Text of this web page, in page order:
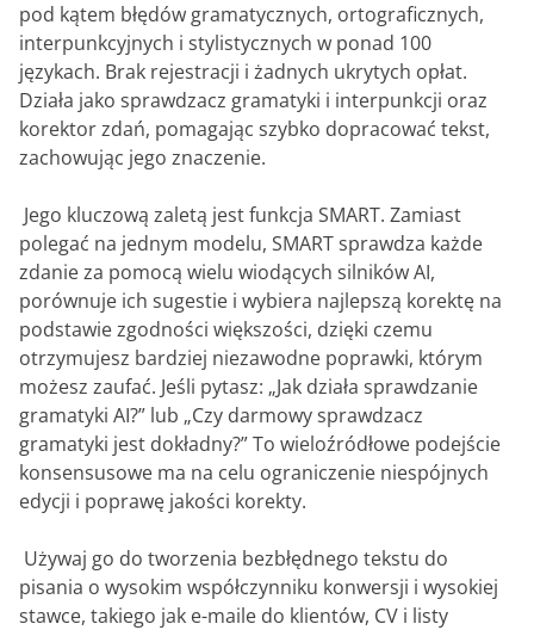
pod kątem błędów gramatycznych, ortograficznych,
interpunkcyjnych i stylistycznych w ponad 100
językach. Brak rejestracji i żadnych ukrytych opłat.
Działa jako sprawdzacz gramatyki i interpunkcji oraz
korektor zdań, pomagając szybko dopracować tekst,
zachowując jego znaczenie.
‎ Jego kluczową zaletą jest funkcja SMART. Zamiast
polegać na jednym modelu, SMART sprawdza każde
zdanie za pomocą wielu wiodących silników AI,
porównuje ich sugestie i wybiera najlepszą korektę na
podstawie zgodności większości, dzięki czemu
otrzymujesz bardziej niezawodne poprawki, którym
możesz zaufać. Jeśli pytasz: „Jak działa sprawdzanie
gramatyki AI?” lub „Czy darmowy sprawdzacz
gramatyki jest dokładny?” To wieloźródłowe podejście
konsensusowe ma na celu ograniczenie niespójnych
edycji i poprawę jakości korekty.
‎ Używaj go do tworzenia bezbłędnego tekstu do
pisania o wysokim współczynniku konwersji i wysokiej
stawce, takiego jak e-maile do klientów, CV i listy